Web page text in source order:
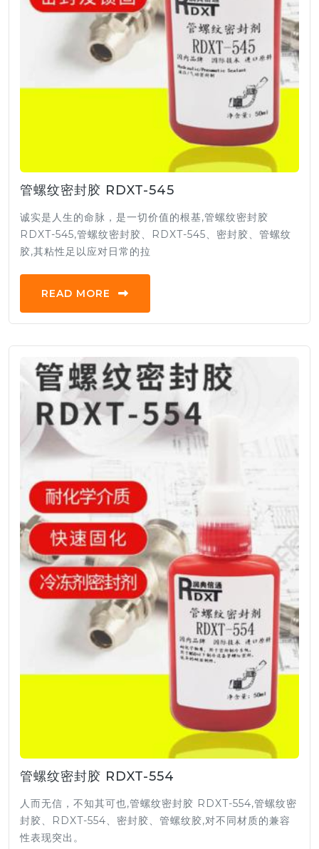
管螺纹密封胶 RDXT-545
诚实是人生的命脉，是一切价值的根基,管螺纹密封胶
RDXT-545,管螺纹密封胶、RDXT-545、密封胶、管螺纹
胶,其粘性足以应对日常的拉
READ MORE
管螺纹密封胶 RDXT-554
人而无信，不知其可也,管螺纹密封胶 RDXT-554,管螺纹密
封胶、RDXT-554、密封胶、管螺纹胶,对不同材质的兼容
性表现突出。